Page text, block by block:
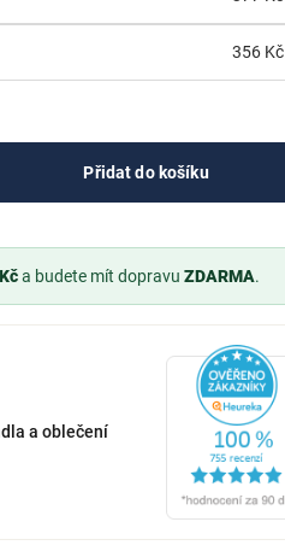
356 Kč
Přidat do košíku
a budete mít dopravu ZDARMA.
a oblečení